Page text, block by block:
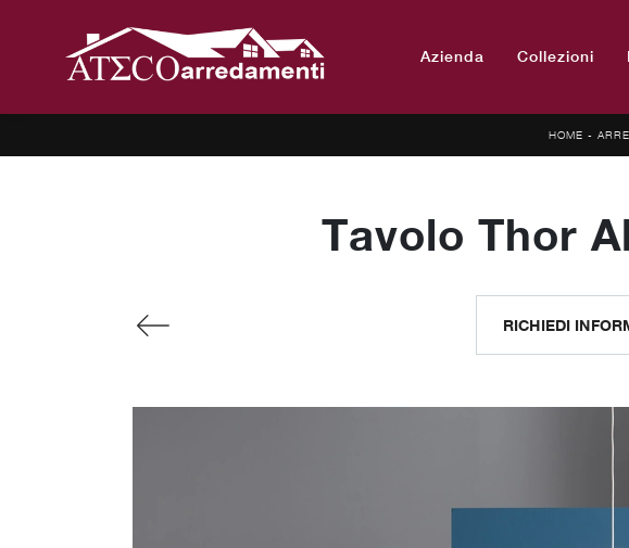
Azienda Collezioni
HOME -
Tavolo Thor
RICHIEDI